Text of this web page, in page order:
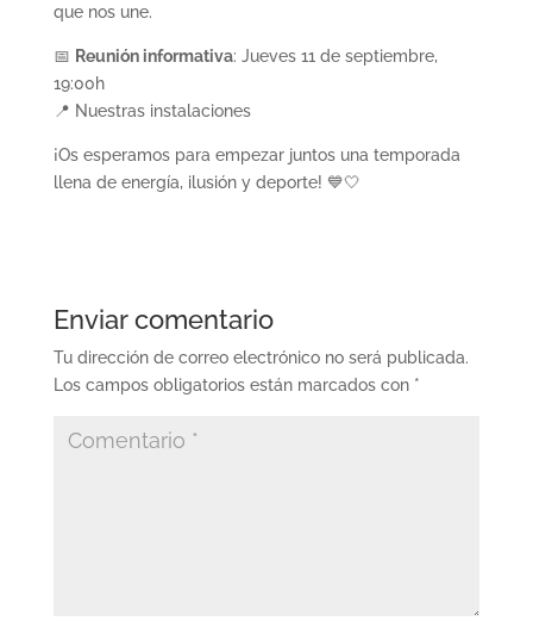
que nos une.
📅 Reunión informativa: Jueves 11 de septiembre,
19:00h
📍 Nuestras instalaciones
¡Os esperamos para empezar juntos una temporada
llena de energía, ilusión y deporte! 💙🤍
Enviar comentario
Tu dirección de correo electrónico no será publicada.
Los campos obligatorios están marcados con *